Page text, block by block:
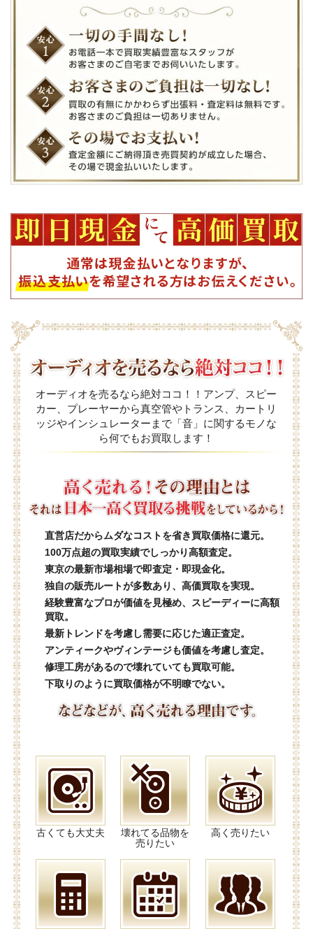
オーディオを売るなら絶対ココ！！アンプ、スピー
カー、プレーヤーから真空管やトランス、カートリ
ッジやインシュレーターまで「音」に関するモノな
ら何でもお買取します！
直営店だからムダなコストを省き買取価格に還元。
100万点超の買取実績でしっかり高額査定。
東京の最新市場相場で即査定・即現金化。
独自の販売ルートが多数あり、高価買取を実現。
経験豊富なプロが価値を見極め、スピーディーに高額
買取。
最新トレンドを考慮し需要に応じた適正査定。
アンティークやヴィンテージも価値を考慮し査定。
修理工房があるので壊れていても買取可能。
下取りのように買取価格が不明瞭でない。
古くても大丈夫
壊れてる品物を
売りたい
高く売りたい